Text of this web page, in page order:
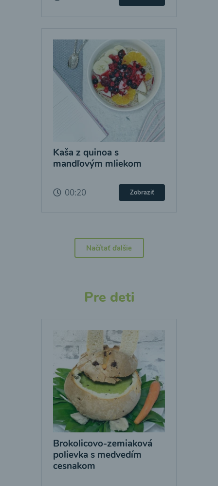
Kaša z quinoa s
mandľovým mliekom
00:20 Zobraziť
Načítať ďalšie
Pre deti
Brokolicovo-zemiaková
polievka s medvedím
cesnakom